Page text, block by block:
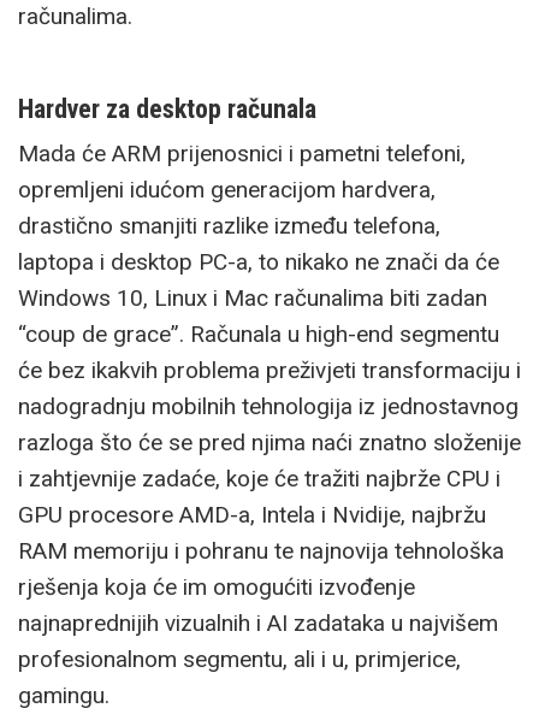
računalima.
Hardver za desktop računala
Mada će ARM prijenosnici i pametni telefoni,
opremljeni idućom generacijom hardvera,
drastično smanjiti razlike između telefona,
laptopa i desktop PC-a, to nikako ne znači da će
Windows 10, Linux i Mac računalima biti zadan
“coup de grace”. Računala u high-end segmentu
će bez ikakvih problema preživjeti transformaciju i
nadogradnju mobilnih tehnologija iz jednostavnog
razloga što će se pred njima naći znatno složenije
i zahtjevnije zadaće, koje će tražiti najbrže CPU i
GPU procesore AMD-a, Intela i Nvidije, najbržu
RAM memoriju i pohranu te najnovija tehnološka
rješenja koja će im omogućiti izvođenje
najnaprednijih vizualnih i AI zadataka u najvišem
profesionalnom segmentu, ali i u, primjerice,
gamingu.